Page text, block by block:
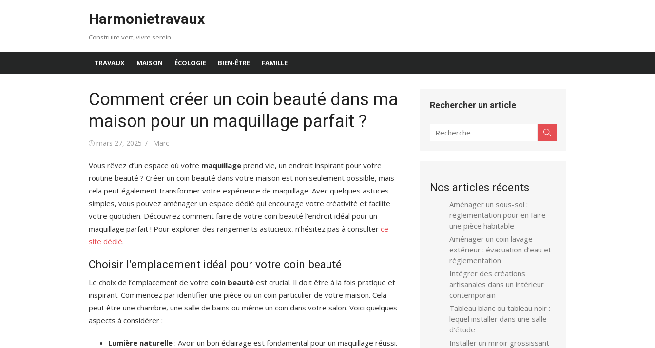
Harmonietravaux
Construire vert, vivre serein
TRAVAUX MAISON ÉCOLOGIE BIEN-ÊTRE FAMILLE
Comment créer un coin beauté dans ma
maison pour un maquillage parfait ?
Publiémars 27, 2025 Auteur/autrice
Marc
Vous rêvez d’un espace où votre maquillage prend vie, un endroit inspirant pour votre
routine beauté ? Créer un coin beauté dans votre maison est non seulement possible, mais
cela peut également transformer votre expérience de maquillage. Avec quelques astuces
simples, vous pouvez aménager un espace dédié qui encourage votre créativité et facilite
votre quotidien. Découvrez comment faire de votre coin beauté l’endroit idéal pour un
maquillage parfait ! Pour explorer des rangements astucieux, n’hésitez pas à consulter ce
site dédié.
Choisir l’emplacement idéal pour votre coin beauté
Le choix de l’emplacement de votre coin beauté est crucial. Il doit être à la fois pratique et
inspirant. Commencez par identifier une pièce ou un coin particulier de votre maison. Cela
peut être une chambre, une salle de bains ou même un coin dans votre salon. Voici quelques
aspects à considérer :
Lumière naturelle : Avoir un bon éclairage est fondamental pour un maquillage réussi.
Rechercher un article
Recherche
Nos articles récents
Aménager un sous-sol :
réglementation pour en faire
une pièce habitable
Aménager un coin lavage
extérieur : évacuation d’eau et
réglementation
Intégrer des créations
artisanales dans un intérieur
contemporain
Tableau blanc ou tableau noir :
lequel installer dans une salle
d’étude
Installer un miroir grossissant